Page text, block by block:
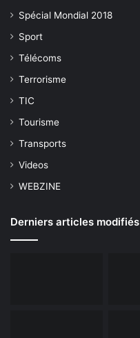
Spécial Mondial 2018
Sport
Télécoms
Terrorisme
TIC
Tourisme
Transports
Videos
WEBZINE
Derniers articles modifiés